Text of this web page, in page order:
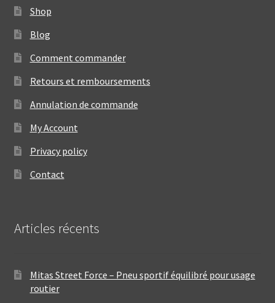
Shop
Blog
Comment commander
Retours et remboursements
Annulation de commande
My Account
Privacy policy
Contact
Articles récents
Mitas Street Force – Pneu sportif équilibré pour usage
routier